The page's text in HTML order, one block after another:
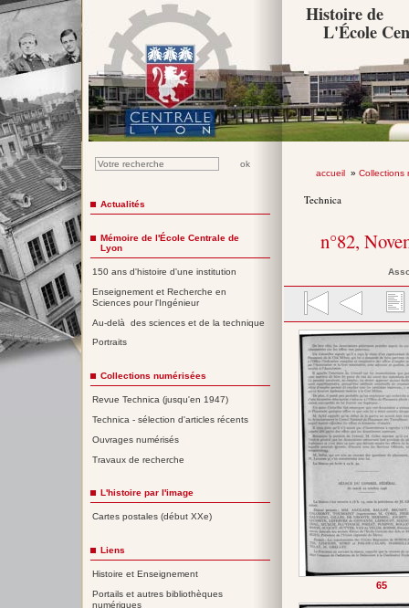
Histoire de
L'École
accueil» Collections
Technica
n°82,
65
Actualités
Mémoire de l'École Centrale de
Lyon
150 ans d'histoire d'une institution
Enseignement et Recherche en
Sciences pour l'Ingénieur
Au-delà des sciences et de la technique
Portraits
Collections numérisées
Revue Technica (jusqu'en 1947)
Technica - sélection d'articles récents
Ouvrages numérisés
Travaux de recherche
L'histoire par l'image
Cartes postales (début XXe)
Liens
Histoire et Enseignement
Portails et autres bibliothèques
numériques